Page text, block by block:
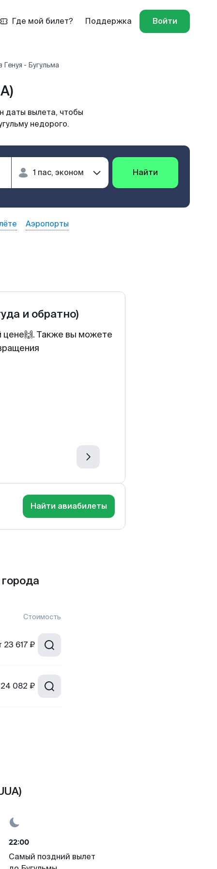
Где мой билет? Поддержка Войти
Генуя - Бугульма
даты вылета, чтобы
недорого.
Найти
Аэропорты
и обратно)
цене🙌. Также вы можете
Найти авиабилеты
Стоимость
23 617 ₽
24 082 ₽
22:00
Самый поздний вылет